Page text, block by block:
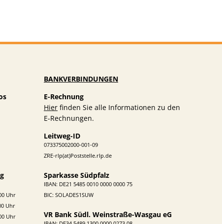
Uhr
Uhr
Uhr
BANKVERBINDUNGEN
E-Rechnung
Hier finden Sie alle Informationen zu den
E-Rechnungen.
Leitweg-ID
073375002000-001-09
ZRE-rlp(at)Poststelle.rlp.de
Sparkasse Südpfalz
IBAN: DE21 5485 0010 0000 0000 75
BIC: SOLADES1SUW
VR Bank Südl. Weinstraße-Wasgau eG